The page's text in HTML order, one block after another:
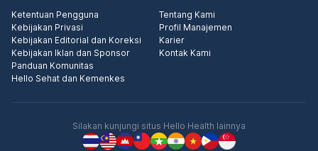
Ketentuan Pengguna
Kebijakan Privasi
Kebijakan Editorial dan Koreksi
Kebijakan Iklan dan Sponsor
Panduan Komunitas
Hello Sehat dan Kemenkes
Tentang Kami
Profil Manajemen
Karier
Kontak Kami
Silakan kunjungi situs Hello Health lainnya